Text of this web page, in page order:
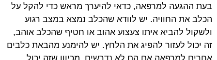
בעת ההגעה למרפאה, כדאי להיערך מראש כדי להקל על
הכלב את החוויה. יש לוודא שהכלב נמצא במצב רגוע
ולשקול להביא איתו צעצוע אהוב או חטיף שהכלב אוהב,
זה יכול לעזור להפיג את הלחץ. יש להימנע מהבאת כלבים
אחרים למרפאה אם הם לא נדרשים, מכיוון שזה יכול